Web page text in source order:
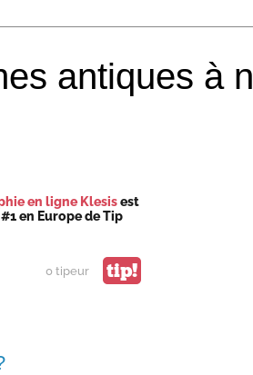
antiques à
en ligne Klesisest
en Europe de Tip
0 tipeur tip!